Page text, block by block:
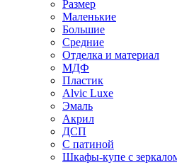
Размер
Маленькие
Большие
Средние
Отделка и материал
МДФ
Пластик
Alvic Luxe
Эмаль
Акрил
ДСП
С патиной
Шкафы-купе с